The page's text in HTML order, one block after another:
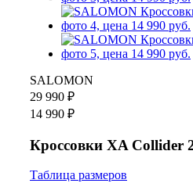
SALOMON
29 990 ₽
14 990 ₽
Кроссовки XA Collider
Таблица размеров